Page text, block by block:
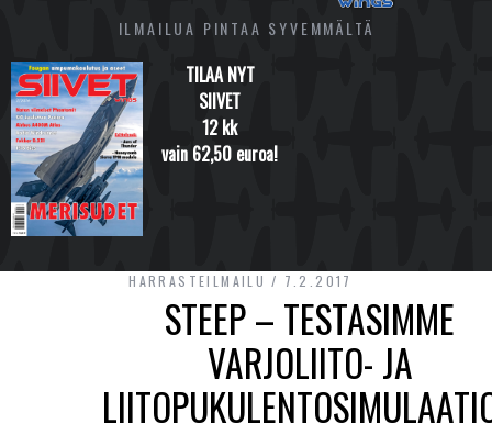
ILMAILUA PINTAA SYVEMMÄLTÄ
TILAA NYT
SIIVET
12 kk
vain 62,50 euroa!
HARRASTEILMAILU 7.2.2017
STEEP – TESTASIMME
VARJOLIITO- JA